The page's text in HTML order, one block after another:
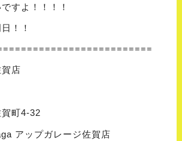
すよ！！！！
！！
店
町4-32
アップガレージ佐賀店